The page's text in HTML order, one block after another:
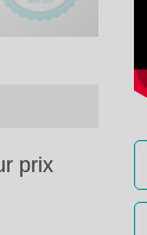
prix